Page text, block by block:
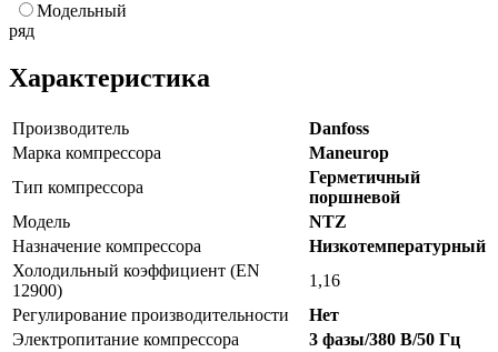
Модельный
ряд
Характеристика
Производитель
Danfoss
Марка компрессора
Maneurop
Тип компрессора
Герметичный
поршневой
Модель
NTZ
Назначение компрессора
Низкотемпературный
Холодильный коэффициент (EN
12900)
1,16
Регулирование производительности
Нет
Электропитание компрессора
3 фазы/380 В/50 Гц